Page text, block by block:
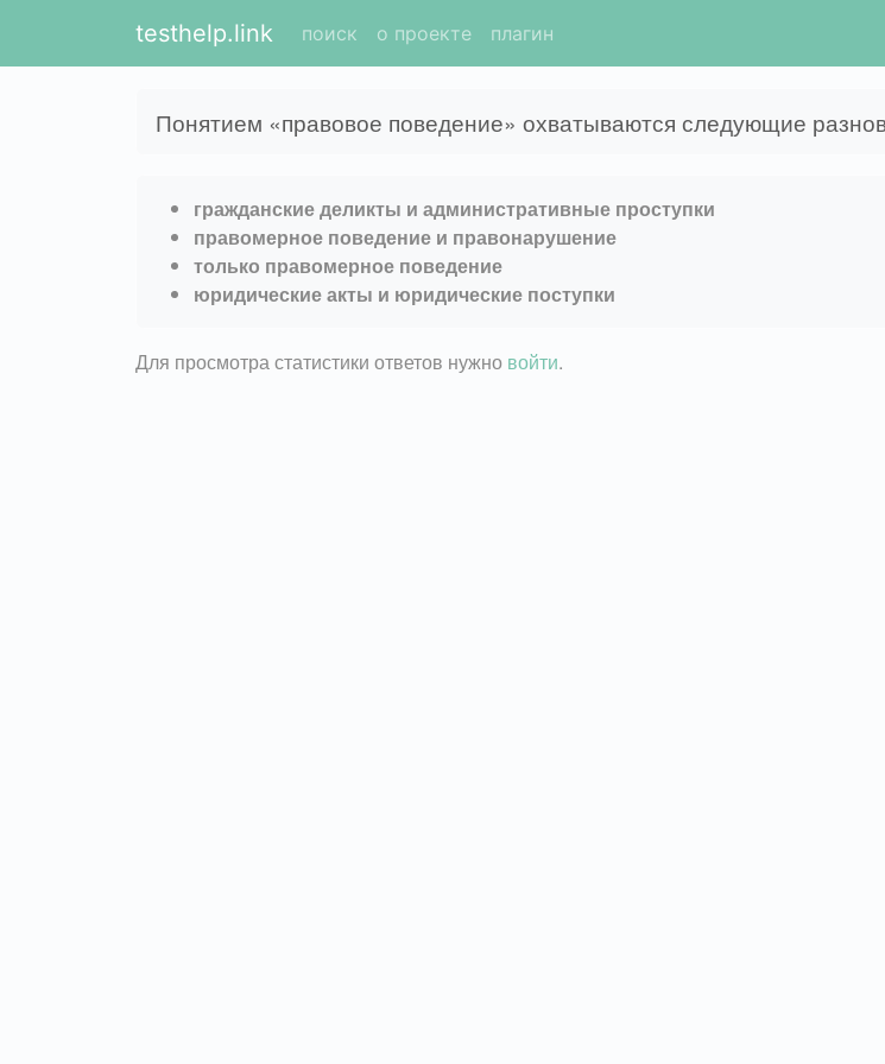
testhelp.link поиск о проекте плагин
Понятием «правовое поведение» охватываются следующие
гражданские деликты и административные проступки
правомерное поведение и правонарушение
только правомерное поведение
юридические акты и юридические поступки
Для просмотра статистики ответов нужно войти.